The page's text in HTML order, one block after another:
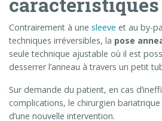
Contrairement à une sleeve et au by-
techniques irréversibles, la pose
seule technique ajustable où il est
desserrer l’anneau à travers un petit
Sur demande du patient, en cas
complications, le chirurgien bariatrique
d’une nouvelle intervention.